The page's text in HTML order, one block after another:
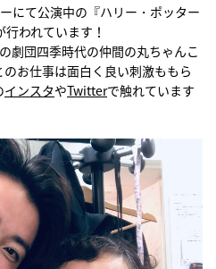
にて公演中の『ハリー・ポッター
われています！
劇団四季時代の仲間の丸ちゃんこ
お仕事は面白く良い刺激ももら
インスタやTwitterで触れています